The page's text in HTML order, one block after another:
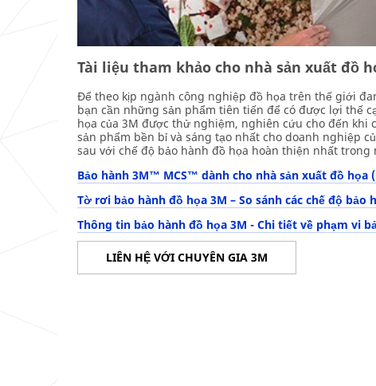
Tài liệu tham khảo cho nhà sản xuất đồ
Để theo kịp ngành công nghiệp đồ họa trên thế giới
bạn cần những sản phẩm tiên tiến để có được lợi thế
họa của 3M được thử nghiệm, nghiên cứu cho đến khi
sản phẩm bền bỉ và sáng tạo nhất cho doanh nghiệp
sau với chế độ bảo hành đồ họa hoàn thiện nhất trong
Bảo hành 3M™ MCS™ dành cho nhà sản xuất đồ họa
Tờ rơi bảo hành đồ họa 3M – So sánh các chế độ bảo
Thông tin bảo hành đồ họa 3M - Chi tiết về phạm vi
LIÊN HỆ VỚI CHUYÊN GIA 3M